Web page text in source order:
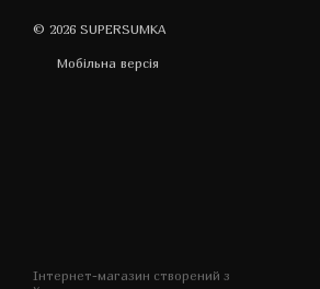
© 2026 SUPERSUMKA
Мобільна версія
Інтернет-магазин створений з